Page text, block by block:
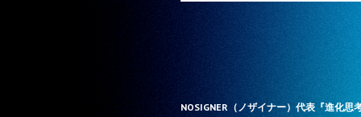
NOSIGNER（ノザイナー）代表『進化